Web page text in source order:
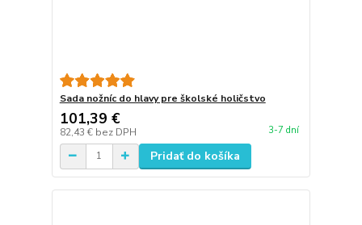
Sada nožníc do hlavy pre školské holičstvo
101,39 €
82,43 € bez DPH 3-7 dní
Pridať do košíka